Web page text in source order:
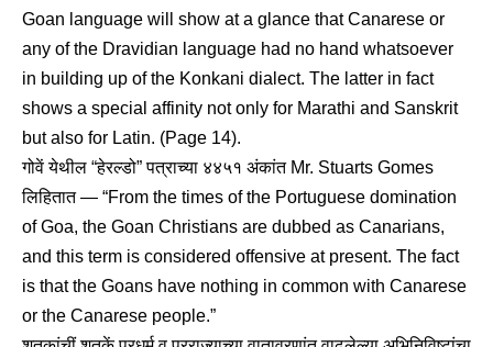
Goan language will show at a glance that Canarese or
any of the Dravidian language had no hand whatsoever
in building up of the Konkani dialect. The latter in fact
shows a special affinity not only for Marathi and Sanskrit
but also for Latin. (Page 14).
गोवें येथील “हेरल्डो” पत्राच्या ४४५१ अंकांत Mr. Stuarts Gomes
लिहितात — “From the times of the Portuguese domination
of Goa, the Goan Christians are dubbed as Canarians,
and this term is considered offensive at present. The fact
is that the Goans have nothing in common with Canarese
or the Canarese people.”